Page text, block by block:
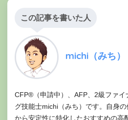
③の解説
この記事を書いた人
michi（みち）
CFP®（申請中）、AFP、2級ファイ
グ技能士michi（みち）です。自身
から安定性に特化したおすすめの高